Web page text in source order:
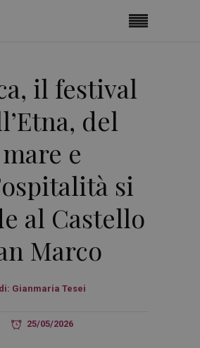
il festival
del
mare e
si
al Castello
Marco
di: Gianmaria Tesei
25/05/2026